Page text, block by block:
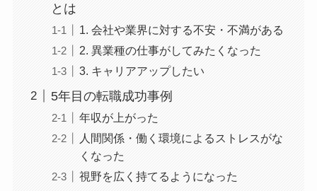
とは
1. 会社や業界に対する不安・不満がある
2. 異業種の仕事がしてみたくなった
3. キャリアアップしたい
5年目の転職成功事例
年収が上がった
人間関係・働く環境によるストレスがな
くなった
視野を広く持てるようになった